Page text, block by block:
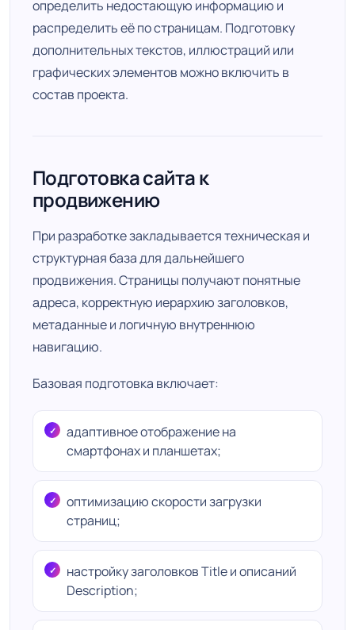
определить недостающую информацию и
распределить её по страницам. Подготовку
дополнительных текстов, иллюстраций или
графических элементов можно включить в
состав проекта.
Подготовка сайта к
продвижению
При разработке закладывается техническая и
структурная база для дальнейшего
продвижения. Страницы получают понятные
адреса, корректную иерархию заголовков,
метаданные и логичную внутреннюю
навигацию.
Базовая подготовка включает:
адаптивное отображение на
смартфонах и планшетах;
оптимизацию скорости загрузки
страниц;
настройку заголовков Title и описаний
Description;